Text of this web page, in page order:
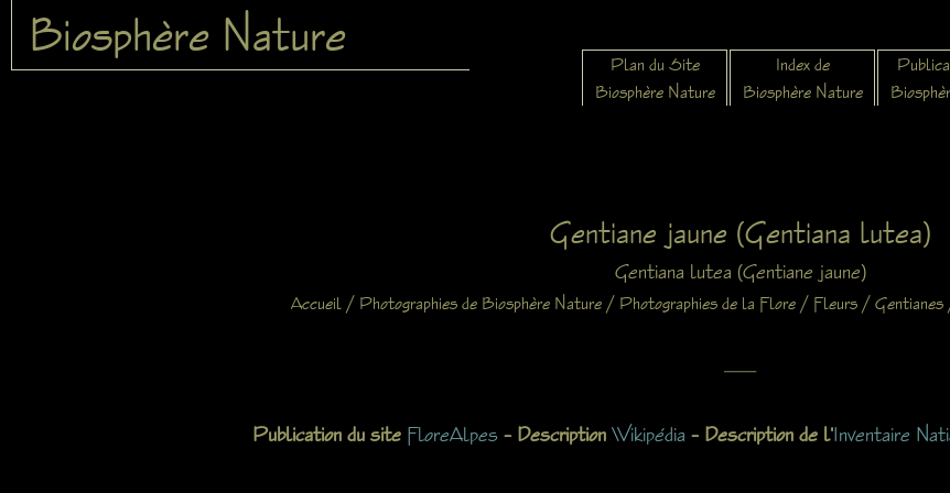
Biosphère Nature
Plan du Site
Biosphère Nature
Index de
Biosphère Nature
Gentiane jaune (Gentiana lutea)
Gentiana lutea (Gentiane jaune)
Accueil / Photographies de Biosphère Nature / Photographies de la Flore / Fleurs /Gentianes
X
Publication du site FloreAlpes – DescriptionWikipédia – Description de l'Inventaire